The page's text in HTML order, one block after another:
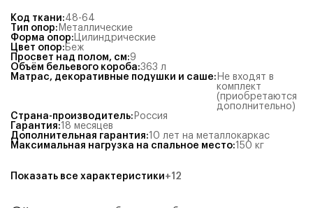
Код ткани:48-64
Тип опор: Металлические
Форма опор: Цилиндрические
Цвет опор: Беж
Просвет над полом, см:9
Объём бельевого короба:363 л
Матрас, декоративные подушки и саше: Не входят в
комплект
(приобретаются
дополнительно)
Страна-производитель: Россия
Гарантия:18 месяцев
Дополнительная гарантия:10 лет на металлокаркас
Максимальная нагрузка на спальное место:150 кг
Показать все характеристики+12